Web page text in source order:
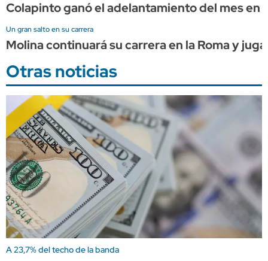
Colapinto ganó el adelantamiento del mes en
Un gran salto en su carrera
Molina continuará su carrera en la Roma y
Otras noticias
A 23,7% del techo de la banda